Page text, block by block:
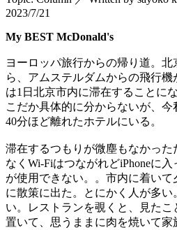
2023/7/21
My BEST McDonald's
ヨーロッパ旅行からの帰り道。
ら、アムステルダムからの飛行機
は1日北京市内に滞在することに
こだか具体的に分からないが、
40分ほど離れたホテルにいる。
滞在するつもりが微塵もなかっ
なく Wi-FiはつながれどiPhoneに入
が使用できない。。市内に着い
に散策に出た。とにかく人が多
い。レストランを覗くと、見た
置いて、思うままに肉を焼いて